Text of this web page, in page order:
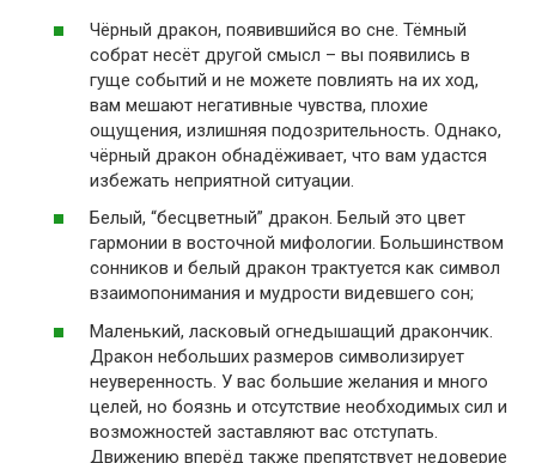
Чёрный дракон, появившийся во сне. Тёмный
собрат несёт другой смысл – вы появились в
гуще событий и не можете повлиять на их ход,
вам мешают негативные чувства, плохие
ощущения, излишняя подозрительность. Однако,
чёрный дракон обнадёживает, что вам удастся
избежать неприятной ситуации.
Белый, “бесцветный” дракон. Белый это цвет
гармонии в восточной мифологии. Большинством
сонников и белый дракон трактуется как символ
взаимопонимания и мудрости видевшего сон;
Маленький, ласковый огнедышащий дракончик.
Дракон небольших размеров символизирует
неуверенность. У вас большие желания и много
целей, но боязнь и отсутствие необходимых сил и
возможностей заставляют вас отступать.
Движению вперёд также препятствует недоверие